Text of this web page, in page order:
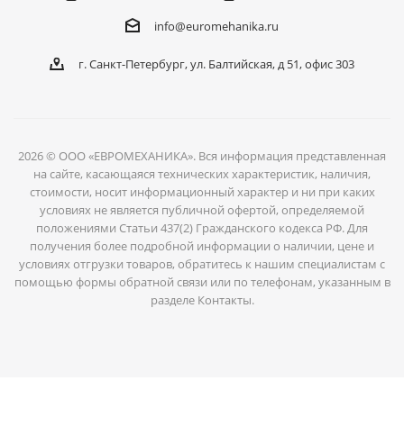
info@euromehanika.ru
г. Санкт-Петербург, ул. Балтийская, д 51, офис 303
2026 © ООО «ЕВРОМЕХАНИКА». Вся информация представленная
на сайте, касающаяся технических характеристик, наличия,
стоимости, носит информационный характер и ни при каких
условиях не является публичной офертой, определяемой
положениями Статьи 437(2) Гражданского кодекса РФ. Для
получения более подробной информации о наличии, цене и
условиях отгрузки товаров, обратитесь к нашим специалистам с
помощью формы обратной связи или по телефонам, указанным в
разделе Контакты.